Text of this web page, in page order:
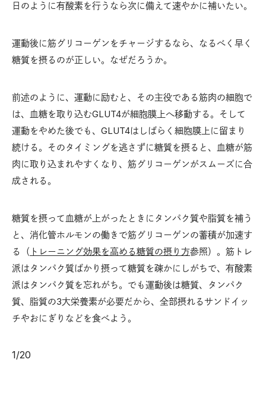
日のように有酸素を行うなら次に備えて速やかに補いたい。
運動後に筋グリコーゲンをチャージするなら、なるべく早く
糖質を摂るのが正しい。なぜだろうか。
前述のように、運動に励むと、その主役である筋肉の細胞で
は、血糖を取り込むGLUT4が細胞膜上へ移動する。そして
運動をやめた後でも、GLUT4はしばらく細胞膜上に留まり
続ける。そのタイミングを逃さずに糖質を摂ると、血糖が筋
肉に取り込まれやすくなり、筋グリコーゲンがスムーズに合
成される。
糖質を摂って血糖が上がったときにタンパク質や脂質を補う
と、消化管ホルモンの働きで筋グリコーゲンの蓄積が加速す
る（ トレーニング効果を高める糖質の摂り方参照）。筋トレ
派はタンパク質ばかり摂って糖質を疎かにしがちで、有酸素
派はタンパク質を忘れがち。でも運動後は糖質、タンパク
質、脂質の3大栄養素が必要だから、全部摂れるサンドイッ
チやおにぎりなどを食べよう。
1/20